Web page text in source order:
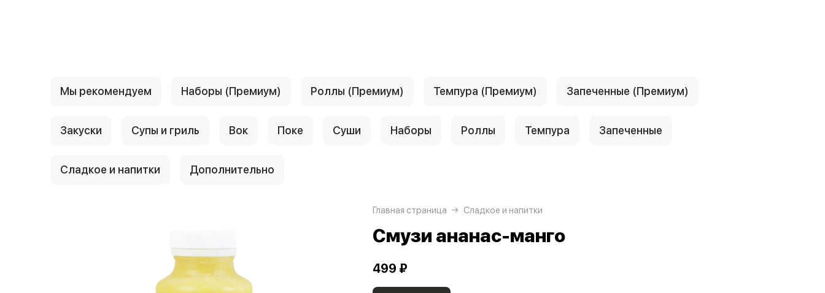
Мы рекомендуем Наборы (Премиум) Роллы (Премиум) Темпура (Премиум) Запеченные (Премиум)
Закуски Супы и гриль Вок Поке Суши Наборы Роллы Темпура Запеченные
Сладкое и напитки Дополнительно
Главная страница Сладкое и напитки
Смузи ананас-манго
499 ₽